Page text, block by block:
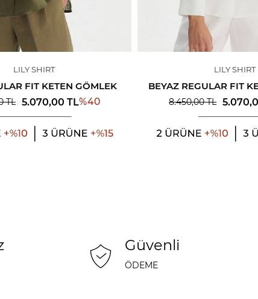
LILY SHIRT
FIT KETEN GÖMLEK
TL 5.070,00 TL%40
LILY SHIRT
BEYAZ REGULAR FIT
8.450,00TL
Güvenli
ÖDEME